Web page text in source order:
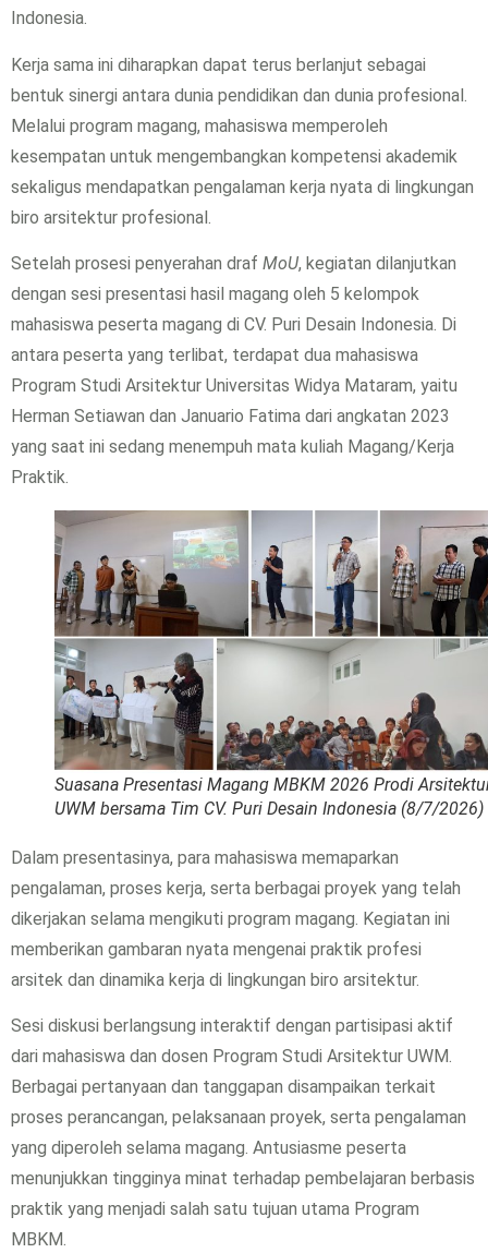
Indonesia.
Kerja sama ini diharapkan dapat terus berlanjut sebagai
bentuk sinergi antara dunia pendidikan dan dunia profesional.
Melalui program magang, mahasiswa memperoleh
kesempatan untuk mengembangkan kompetensi akademik
sekaligus mendapatkan pengalaman kerja nyata di lingkungan
biro arsitektur profesional.
Setelah prosesi penyerahan draf MoU, kegiatan dilanjutkan
dengan sesi presentasi hasil magang oleh 5 kelompok
mahasiswa peserta magang di CV. Puri Desain Indonesia. Di
antara peserta yang terlibat, terdapat dua mahasiswa
Program Studi Arsitektur Universitas Widya Mataram, yaitu
Herman Setiawan dan Januario Fatima dari angkatan 2023
yang saat ini sedang menempuh mata kuliah Magang/Kerja
Praktik.
Suasana Presentasi Magang MBKM 2026 Prodi
UWM bersama Tim CV. Puri Desain Indonesia (8/7/2026)
Dalam presentasinya, para mahasiswa memaparkan
pengalaman, proses kerja, serta berbagai proyek yang telah
dikerjakan selama mengikuti program magang. Kegiatan ini
memberikan gambaran nyata mengenai praktik profesi
arsitek dan dinamika kerja di lingkungan biro arsitektur.
Sesi diskusi berlangsung interaktif dengan partisipasi aktif
dari mahasiswa dan dosen Program Studi Arsitektur UWM.
Berbagai pertanyaan dan tanggapan disampaikan terkait
proses perancangan, pelaksanaan proyek, serta pengalaman
yang diperoleh selama magang. Antusiasme peserta
menunjukkan tingginya minat terhadap pembelajaran berbasis
praktik yang menjadi salah satu tujuan utama Program
MBKM.